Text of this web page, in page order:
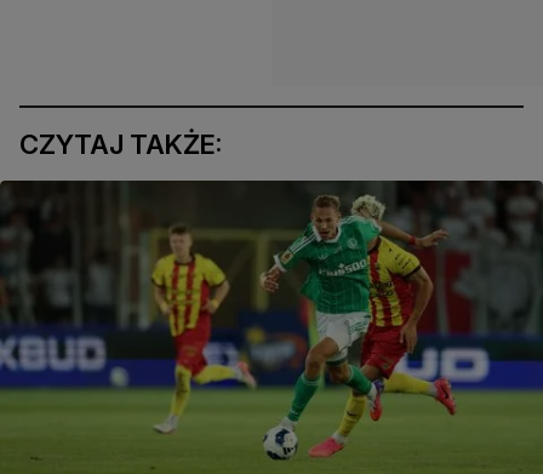
CZYTAJ TAKŻE: